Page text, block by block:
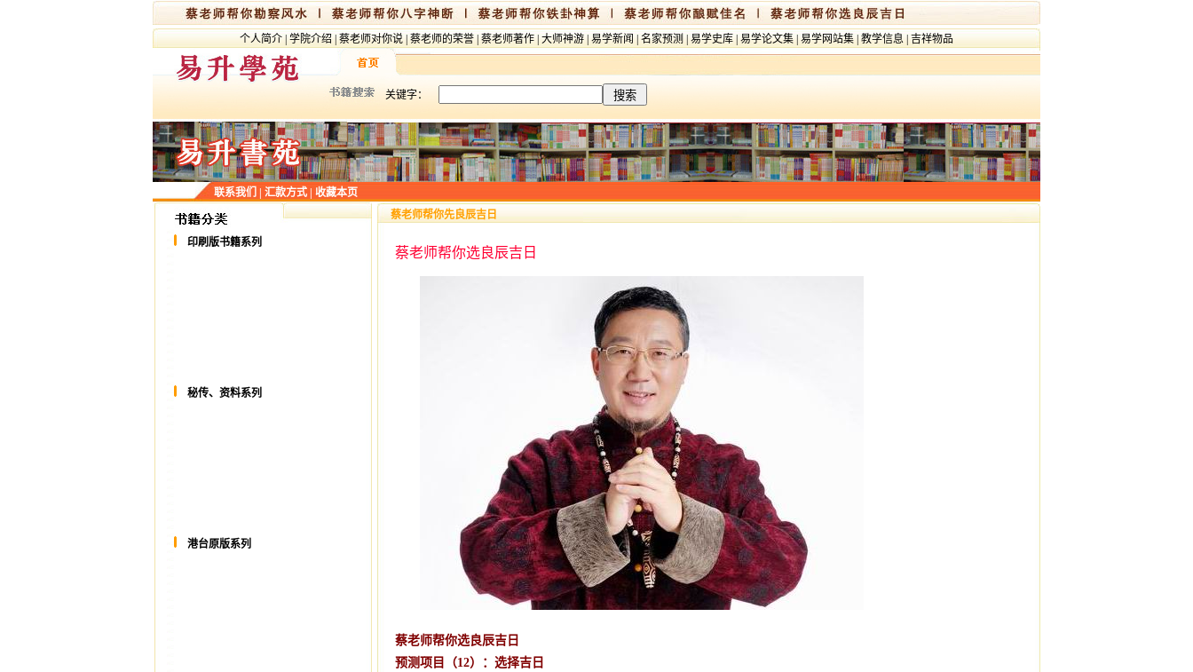
个人简介 学院介绍 蔡老师对你说 蔡老师的荣誉 蔡老师著作 大师神游 易学新闻 名家预测 易学史库 易学论文集 易学网站集 教学信息 吉祥物品
关键字：
联系我们 汇款方式 收藏本页
印刷版书籍系列
秘传、资料系列
港台原版系列
蔡老师帮你先良辰吉日
蔡老师帮你选良辰吉日
蔡老师帮你选良辰吉日
预测项目（12）：选择吉日